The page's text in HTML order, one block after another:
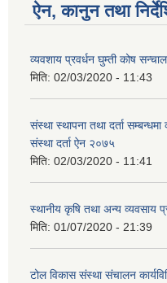
ऐन, कानुन तथा
व्यवशाय प्रवर्धन घुम्ती कोष
मिति: 02/03/2020 - 11:43
संस्था स्थापना तथा दर्ता
संस्था दर्ता ऐन २०७५
मिति: 02/03/2020 - 11:41
स्थानीय कृषि तथा अन्य व्यवसाय
मिति: 01/07/2020 - 21:39
टोल विकास संस्था संचालन